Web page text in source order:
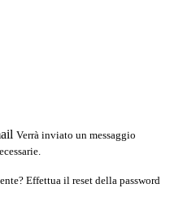
Verrà inviato un messaggio
Effettua il reset della password